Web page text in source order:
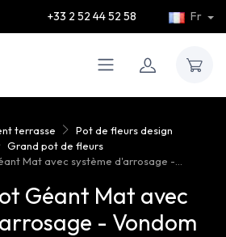
+33 2 52 44 52 58 Fr
terrasse
Pot de fleurs design
Grand pot de fleurs
Mat avec système d'arrosage -...
Géant Mat avec
- Vondom